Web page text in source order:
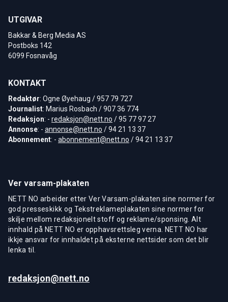
UTGIVAR
Bakkar & Berg Media AS
Postboks 142
6099 Fosnavåg
KONTAKT
Redaktør: Ogne Øyehaug / 957 79 727
Journalist: Marius Rosbach / 907 36 774
Redaksjon: - redaksjon@nett.no / 95 77 97 27
Annonse: - annonse@nett.no / 94 21 13 37
Abonnement: - abonnement@nett.no / 94 21 13 37
Ver varsam-plakaten
NETT NO arbeider etter Ver Varsam-plakaten sine normer for
god presseskikk og Tekstreklameplakaten sine normer for
skilje mellom redaksjonelt stoff og reklame/sponsing. Alt
innhald på NETT NO er opphavsrettsleg verna. NETT NO har
ikkje ansvar for innhaldet på eksterne nettsider som det blir
lenka til.
redaksjon@nett.no